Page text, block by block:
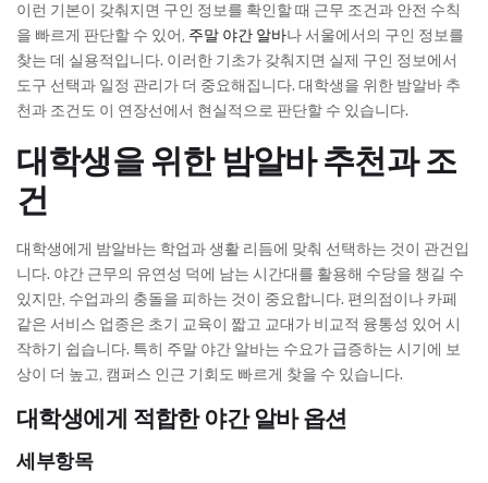
이런 기본이 갖춰지면 구인 정보를 확인할 때 근무 조건과 안전 수칙
을 빠르게 판단할 수 있어, 주말 야간 알바나 서울에서의 구인 정보를
찾는 데 실용적입니다. 이러한 기초가 갖춰지면 실제 구인 정보에서
도구 선택과 일정 관리가 더 중요해집니다. 대학생을 위한 밤알바 추
천과 조건도 이 연장선에서 현실적으로 판단할 수 있습니다.
대학생을 위한 밤알바 추천과 조
건
대학생에게 밤알바는 학업과 생활 리듬에 맞춰 선택하는 것이 관건입
니다. 야간 근무의 유연성 덕에 남는 시간대를 활용해 수당을 챙길 수
있지만, 수업과의 충돌을 피하는 것이 중요합니다. 편의점이나 카페
같은 서비스 업종은 초기 교육이 짧고 교대가 비교적 융통성 있어 시
작하기 쉽습니다. 특히 주말 야간 알바는 수요가 급증하는 시기에 보
상이 더 높고, 캠퍼스 인근 기회도 빠르게 찾을 수 있습니다.
대학생에게 적합한 야간 알바 옵션
세부항목